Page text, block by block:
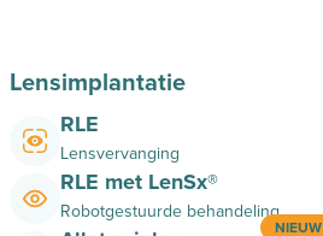
Lensimplantatie
RLE
Lensvervanging
RLE met LenSx®
Robotgestuurde behandeling
NIEUW